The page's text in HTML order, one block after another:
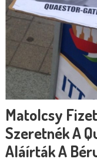
Matolcsy
Szeretnék A
Aláírták A